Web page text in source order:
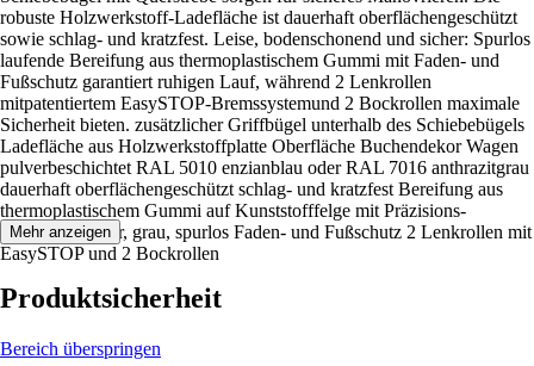
robuste Holzwerkstoff-Ladefläche ist dauerhaft oberflächengeschützt
sowie schlag- und kratzfest. Leise, bodenschonend und sicher: Spurlos
laufende Bereifung aus thermoplastischem Gummi mit Faden- und
Fußschutz garantiert ruhigen Lauf, während 2 Lenkrollen
mitpatentiertem EasySTOP-Bremssystemund 2 Bockrollen maximale
Sicherheit bieten. zusätzlicher Griffbügel unterhalb des Schiebebügels
Ladefläche aus Holzwerkstoffplatte Oberfläche Buchendekor Wagen
pulverbeschichtet RAL 5010 enzianblau oder RAL 7016 anthrazitgrau
dauerhaft oberflächengeschützt schlag- und kratzfest Bereifung aus
thermoplastischem Gummi auf Kunststofffelge mit Präzisions-
Rillenkugellager, grau, spurlos Faden- und Fußschutz 2 Lenkrollen mit
EasySTOP und 2 Bockrollen
Mehr anzeigen
Produktsicherheit
Bereich überspringen